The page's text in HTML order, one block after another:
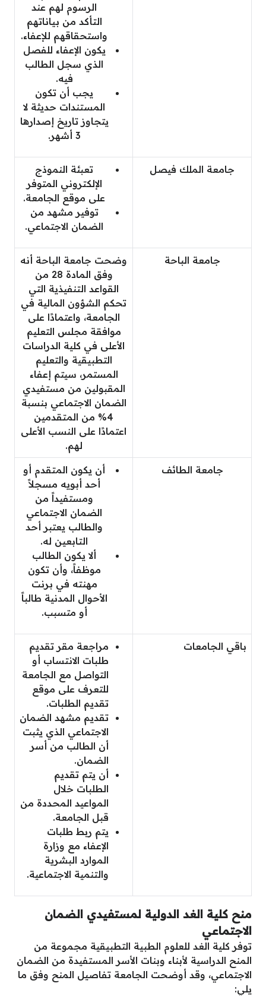
الرسوم لهم عند
التأكد من بياناتهم
واستحقاقهم للإعفاء.
يكون الإعفاء للفصل
الذي سجل الطالب
فيه.
يجب أن تكون
المستندات حديثة لا
يتجاوز تاريخ إصدارها
3 أشهر.
جامعة الملك فيصل
تعبئة النموذج
الإلكتروني المتوفر
على موقع الجامعة.
توفير مشهد من
الضمان الاجتماعي.
جامعة الباحة
وضحت جامعة الباحة أنه
وفق المادة 28 من
القواعد التنفيذية التي
تحكم الشؤون المالية في
الجامعة، واعتمادًا على
موافقة مجلس التعليم
الأعلى في كلية الدراسات
التطبيقية والتعليم
المستمر، سيتم إعفاء
المقبولين من مستفيدي
الضمان الاجتماعي بنسبة
4% من المتقدمين
اعتمادًا على النسب الأعلى
لهم.
جامعة الطائف
أن يكون المتقدم أو
أحد أبويه مسجلاً
ومستفيداً من
الضمان الاجتماعي
والطالب يعتبر أحد
التابعين له.
ألا يكون الطالب
موظفاً، وأن تكون
مهنته في برنت
الأحوال المدنية طالباً
أو متسبب.
باقي الجامعات
مراجعة مقر تقديم
طلبات الانتساب أو
التواصل مع الجامعة
للتعرف على موقع
تقديم الطلبات.
تقديم مشهد الضمان
الاجتماعي الذي يثبت
أن الطالب من أسر
الضمان.
أن يتم تقديم
الطلبات خلال
المواعيد المحددة من
قبل الجامعة.
يتم ربط طلبات
الإعفاء مع وزارة
الموارد البشرية
والتنمية الاجتماعية.
منح كلية الغد الدولية لمستفيدي الضمان
الاجتماعي
توفر كلية الغد للعلوم الطبية التطبيقية مجموعة من
المنح الدراسية لأبناء وبنات الأسر المستفيدة من الضمان
الاجتماعي، وقد أوضحت الجامعة تفاصيل المنح وفق ما
يلي: